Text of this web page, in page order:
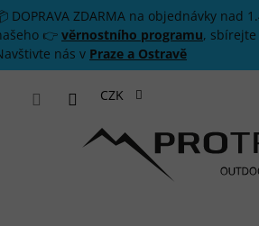
Přejít na obsah
DOPRAVA ZDARMA na objednávky nad
👉 věrnostního programu,
nás v Praze a Ostravě
CZK